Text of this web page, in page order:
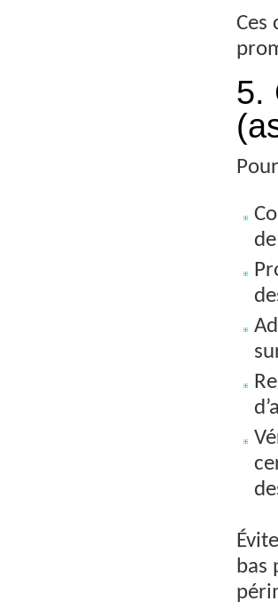
Ces
5.
bas